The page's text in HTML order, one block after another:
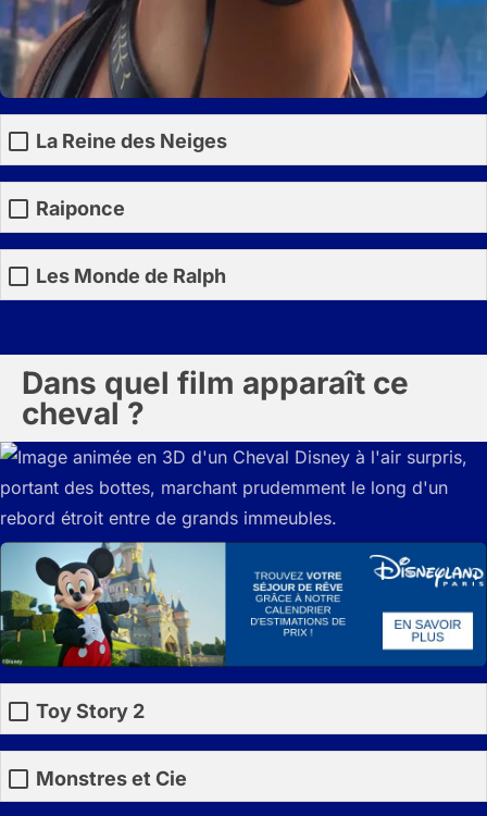
La Reine des Neiges
Raiponce
Les Monde de Ralph
Dans quel film apparaît ce
cheval ?
Toy Story 2
Monstres et Cie